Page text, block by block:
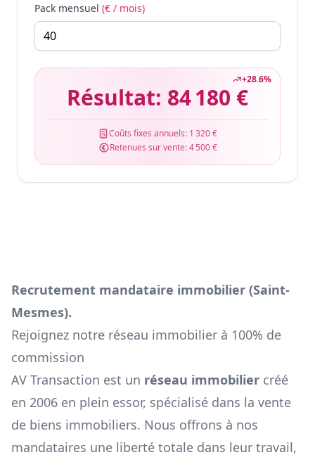
Pack mensuel (€ / mois)
+28.6%
Résultat: 84 180 €
Coûts fixes annuels: 1 320 €
Retenues sur vente:4 500 €
Recrutement mandataire immobilier (Saint-
Mesmes).
Rejoignez notre réseau immobilier à 100% de
commission
AV Transaction est un réseau immobilier créé
en 2006 en plein essor, spécialisé dans la vente
de biens immobiliers. Nous offrons à nos
mandataires une liberté totale dans leur travail,